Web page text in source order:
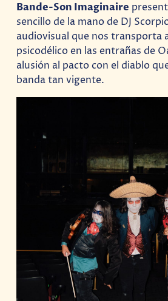
Bande-Son Imaginaire
sencillo de la mano de DJ
audiovisual que nos transporta
psicodélico en las entrañas de
alusión al pacto con el diablo
banda tan vigente.